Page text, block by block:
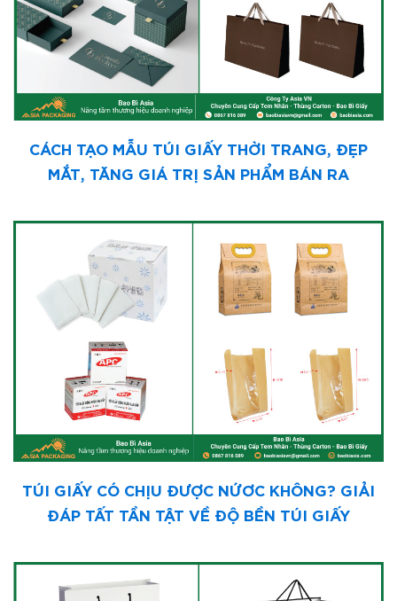
CÁCH TẠO MẪU TÚI GIẤY THỜI TRANG, ĐẸP
MẮT, TĂNG GIÁ TRỊ SẢN PHẨM BÁN RA
TÚI GIẤY CÓ CHỊU ĐƯỢC NỨƠC KHÔNG? GIẢI
ĐÁP TẤT TẦN TẬT VỀ ĐỘ BỀN TÚI GIẤY